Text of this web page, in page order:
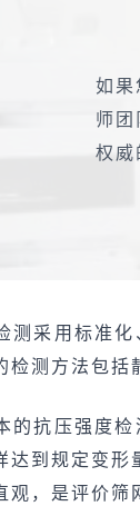
如
师
权威
测采用标准
测方法包括
的抗压强度
达到规定变
，是评价筛